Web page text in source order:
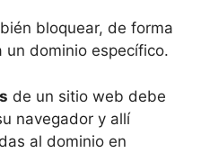
bloquear, de forma
un dominio específico.
de un sitio web debe
navegador y allí
al dominio en